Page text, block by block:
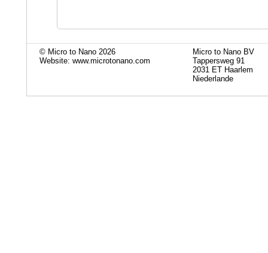
© Micro to Nano 2026
Website: www.microtonano.com
Micro to Nano BV
Tappersweg 91
2031 ET Haarlem
Niederlande